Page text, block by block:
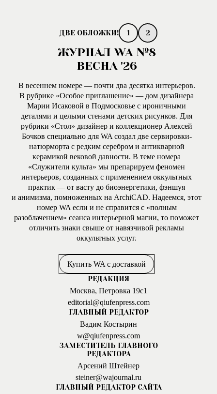
1 2
ЖУРНАЛ WA №8
ВЕСНА '26
В весеннем номере — почти два десятка интерьеров.
В рубрике «Особое приглашение» — дом дизайнера
Марии Исаковой в Подмосковье с ироничными
деталями и целыми стенами детских рисунков. Для
рубрики «Стол» дизайнер и коллекционер Алексей
Бочков специально для WA создал две сервировки-
натюрморта с редким серебром и антикварной
керамикой вековой давности. В теме номера
«Служители культа» мы препарируем феномен
интерьеров, созданных с применением оккультных
практик — от васту до биоэнергетики, фэншуя
и анимизма, помноженных на ArchiCAD. Надеемся, этот
номер WA если и не справится с «полным
разоблачением» сеанса интерьерной магии, то поможет
отличить знаки свыше от навязчивой рекламы
оккультных услуг.
Купить WA с доставкой
РЕДАКЦИЯ
Москва, Петровка 19с1
editorial@qiufenpress.com
ГЛАВНЫЙ РЕДАКТОР
Вадим Костырин
w@qiufenpress.com
ЗАМЕСТИТЕЛЬ ГЛАВНОГО
РЕДАКТОРА
Арсений Штейнер
steiner@wajournal.ru
ГЛАВНЫЙ РЕДАКТОР САЙТА